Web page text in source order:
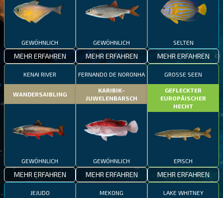
GEWÖHNLICH
MEHR ERFAHREN
GEWÖHNLICH
MEHR ERFAHREN
SELTEN
MEHR ERFAHREN
KENAI RIVER
WANDERSAIBLING
GEWÖHNLICH
MEHR ERFAHREN
FERNANDO DE NORONHA
KARIBIK-
JUWELENBARSCH
GEWÖHNLICH
MEHR ERFAHREN
GROSSE SEEN
GEFLECKTER
EUROPÄISCHER
HECHT
EPISCH
MEHR ERFAHREN
JEJUDO MEKONG LAKE WHITNEY